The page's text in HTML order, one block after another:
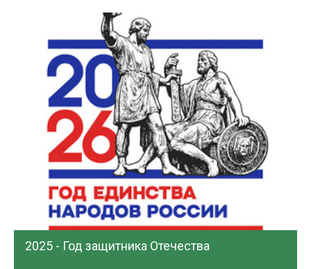
2025 - Год защитника Отечества